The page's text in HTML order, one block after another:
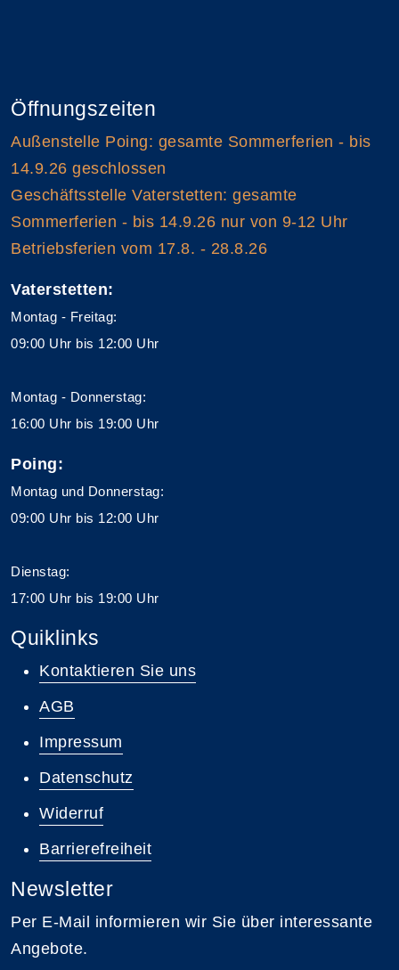
Öffnungszeiten
Außenstelle Poing: gesamte Sommerferien - bis
14.9.26 geschlossen
Geschäftsstelle Vaterstetten: gesamte
Sommerferien - bis 14.9.26 nur von 9-12 Uhr
Betriebsferien vom 17.8. - 28.8.26
Vaterstetten:
Montag - Freitag:
09:00 Uhr bis 12:00 Uhr
Montag - Donnerstag:
16:00 Uhr bis 19:00 Uhr
Poing:
Montag und Donnerstag:
09:00 Uhr bis 12:00 Uhr
Dienstag:
17:00 Uhr bis 19:00 Uhr
Quiklinks
Kontaktieren Sie uns
AGB
Impressum
Datenschutz
Widerruf
Barrierefreiheit
Newsletter
Per E-Mail informieren wir Sie über interessante
Angebote.